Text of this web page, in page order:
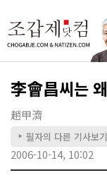
李會昌씨는
趙甲濟
▶ 필자의 다른 기사보기
2006-10-14, 10:02